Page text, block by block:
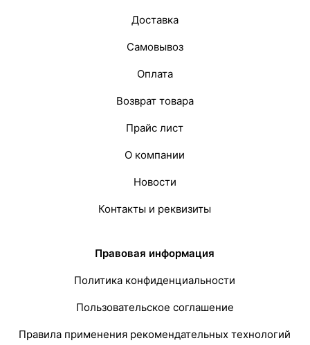
Доставка
Самовывоз
Оплата
Возврат товара
Прайс лист
О компании
Новости
Контакты и реквизиты
Правовая информация
Политика конфиденциальности
Пользовательское соглашение
Правила применения рекомендательных технологий